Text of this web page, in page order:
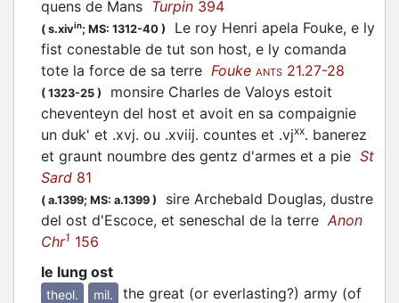
quens de Mans Turpin 394
( s.xivin; MS: 1312-40 )
Le roy Henri apela Fouke, e ly
fist conestable de tut son host, e ly comanda
tote la force de sa terre Fouke ANTS 21.27-28
( 1323-25 )
monsire Charles de Valoys estoit
cheventeyn del host et avoit en sa compaignie
un duk' et .xvj. ou .xviij. countes et .vjxx. banerez
et graunt noumbre des gentz d'armes et a pie St
Sard 81
( a.1399; MS: a.1399 )
sire Archebald Douglas, dustre
del ost d'Escoce, et seneschal de la terre Anon
Chr1 156
le lung ost
theol. mil.
the great (or everlasting?) army (of